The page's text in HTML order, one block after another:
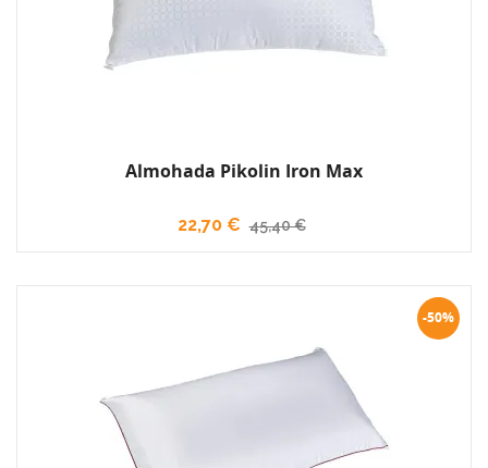
Almohada Pikolin Iron Max
22,70 € 45,40 €
-50%